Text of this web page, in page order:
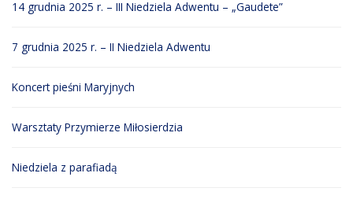
14 grudnia 2025 r. – III Niedziela Adwentu – „Gaudete”
7 grudnia 2025 r. – II Niedziela Adwentu
Koncert pieśni Maryjnych
Warsztaty Przymierze Miłosierdzia
Niedziela z parafiadą